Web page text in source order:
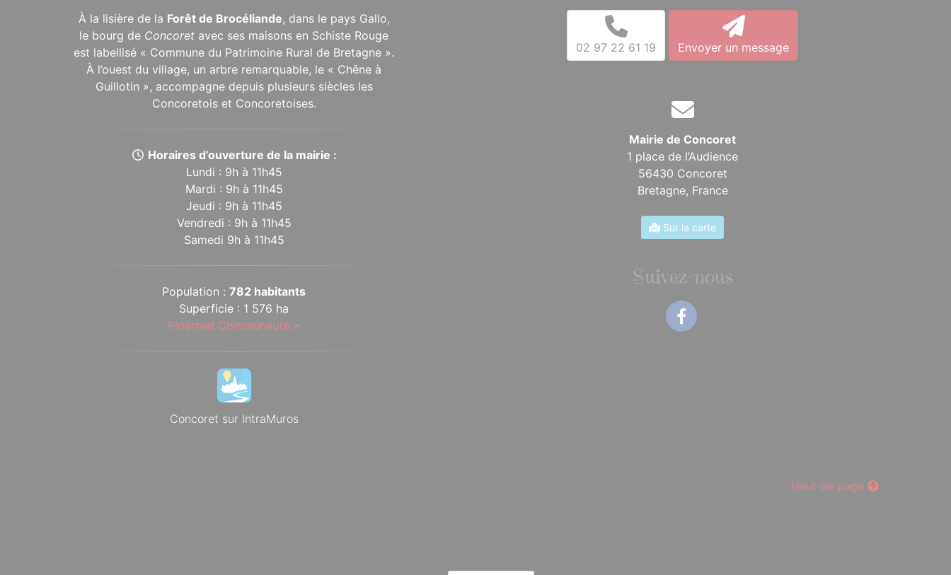
À la lisière de la Forêt de Brocéliande, dans le pays Gallo,
le bourg de Concoret avec ses maisons en Schiste Rouge
est labellisé « Commune du Patrimoine Rural de Bretagne ».
À l’ouest du village, un arbre remarquable, le « Chêne à
Guillotin », accompagne depuis plusieurs siècles les
Concoretois et Concoretoises.
Horaires d’ouverture de la mairie :
Lundi : 9h à 11h45
Mardi : 9h à 11h45
Jeudi : 9h à 11h45
Vendredi : 9h à 11h45
Samedi 9h à 11h45
Population :782 habitants
Superficie : 1 576 ha
Ploërmel Communauté
Concoret sur IntraMuros
02 97 22 61 19 Envoyer un message
Mairie de Concoret
1 place de l’Audience
56430 Concoret
Bretagne, France
Sur la carte
Suivez-nous
Haut de page